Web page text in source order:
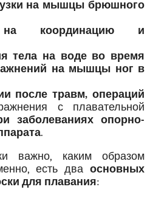
на мышцы брюшного
на координацию и
тела на воде во время
на мышцы ног в
после травм, операций
с плавательной
заболеваниях опорно-
.
важно, каким образом
есть дваосновных
для плавания: